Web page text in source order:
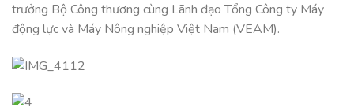
trưởng Bộ Công thương cùng Lãnh đạo Tổng Công ty Máy
động lực và Máy Nông nghiệp Việt Nam (VEAM).